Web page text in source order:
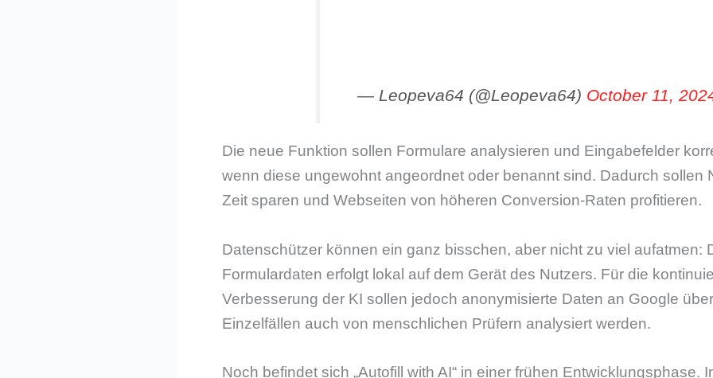
— Leopeva64 (@Leopeva64) October 11,
Die neue Funktion sollen Formulare analysieren und Eingabefelder
wenn diese ungewohnt angeordnet oder benannt sind. Dadurch sollen
Zeit sparen und Webseiten von höheren Conversion-Raten profitieren.
Datenschützer können ein ganz bisschen, aber nicht zu viel aufatmen:
Formulardaten erfolgt lokal auf dem Gerät des Nutzers. Für die
Verbesserung der KI sollen jedoch anonymisierte Daten an Google
Einzelfällen auch von menschlichen Prüfern analysiert werden.
Noch befindet sich „Autofill with AI“ in einer frühen Entwicklungsphase.